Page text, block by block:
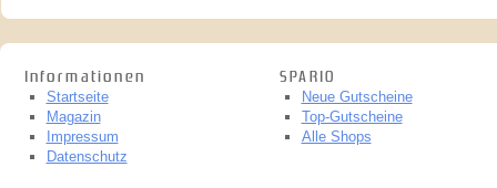
Informationen
Startseite
Magazin
Impressum
Datenschutz
SPARIO
Neue Gutscheine
Top-Gutscheine
Alle Shops